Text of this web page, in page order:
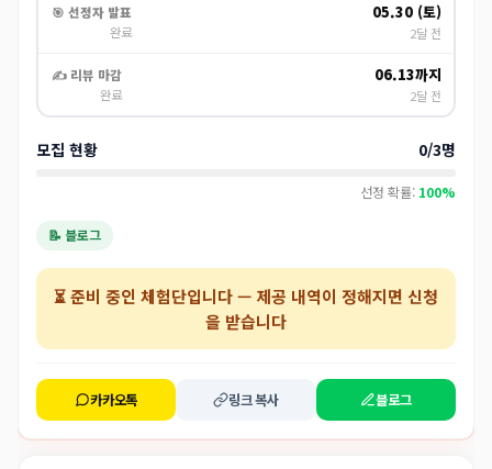
🎯 선정자 발표
완료
05.30 (토)
2달 전
✍️ 리뷰 마감
완료
06.13까지
2달 전
모집 현황 0/3명
선정 확률: 100%
📝 블로그
⏳준비 중인 체험단입니다 — 제공 내역이 정해지면 신청
을 받습니다
카카오톡 링크 복사 블로그